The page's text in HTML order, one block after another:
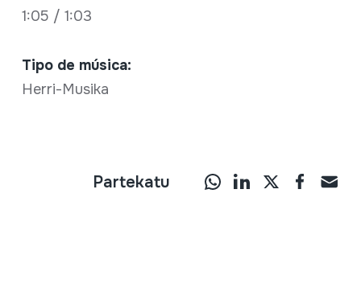
1:05 / 1:03
Tipo de música:
Herri-Musika
Partekatu